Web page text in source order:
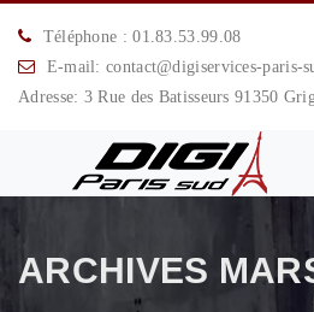
Téléphone : 01.83.53.99.08
E-mail: contact@digiservices-paris-
Adresse: 3 Rue des Batisseurs 91350
ARCHIVES